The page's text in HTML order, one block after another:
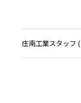
庄南工業スタッフ